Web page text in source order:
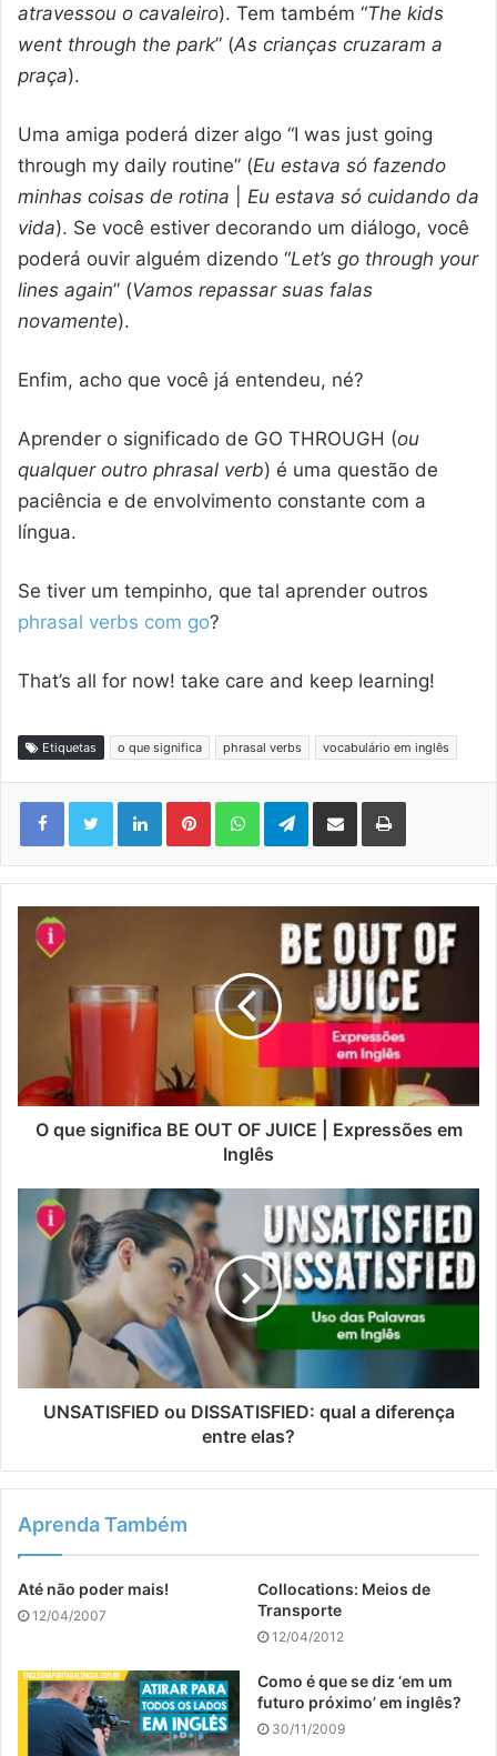
atravessou o cavaleiro). Tem também “The kids
went through the park” (As crianças cruzaram a
praça).
Uma amiga poderá dizer algo “I was just going
through my daily routine” (Eu estava só fazendo
minhas coisas de rotina
Eu estava só cuidando da
vida). Se você estiver decorando um diálogo, você
poderá ouvir alguém dizendo “Let’s go through your
lines again” (Vamos repassar suas falas
novamente).
Enfim, acho que você já entendeu, né?
Aprender o significado de GO THROUGH (ou
qualquer outro phrasal verb) é uma questão de
paciência e de envolvimento constante com a
língua.
Se tiver um tempinho, que tal aprender outros
phrasal verbs com go?
That’s all for now! take care and keep learning!
Etiquetas o que significa phrasal verbs vocabulário em inglês
LinkedinPinterestWhatsAppTelegram
Compartilhar via e-mail Imprimir
O que significa BE OUT OF JUICE | Expressões em
Inglês
UNSATISFIED ou DISSATISFIED: qual a diferença
entre elas?
Aprenda Também
Até não poder mais!
12/04/2007
Collocations: Meios de
Transporte
12/04/2012
Como é que se diz ‘em um
futuro próximo’ em inglês?
30/11/2009